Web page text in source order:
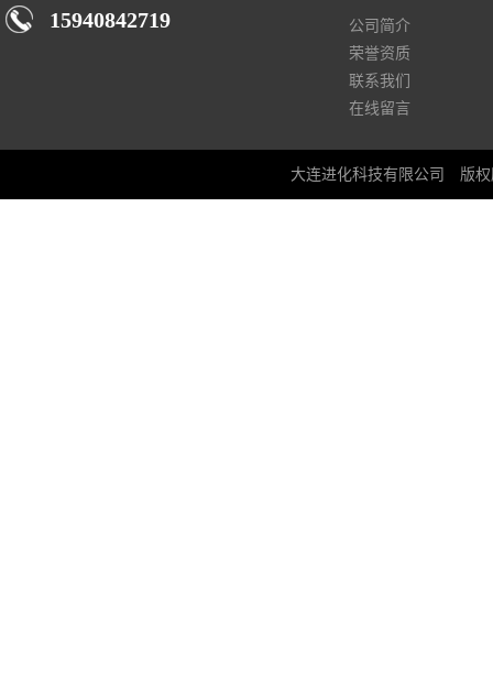
15940842719
公司简介
荣誉资质
联系我们
在线留言
大连进化科技有限公司 版